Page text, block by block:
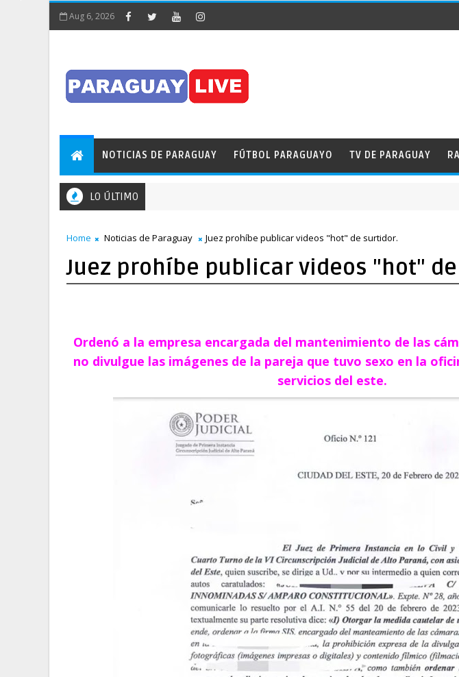
Aug 6, 2026
NOTICIAS DE PARAGUAY FÚTBOL PARAGUAYO TV DE PARAGUAY
LO ÚLTIMO
Home Noticias de Paraguay Juez prohíbe publicar videos "hot" de surtidor.
Juez prohíbe publicar videos "hot"
Ordenó a la empresa encargada del mantenimiento de las
no divulgue las imágenes de la pareja que tuvo sexo en la
servicios del este.